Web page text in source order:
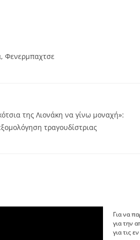
Για να
για την
για τις
, Φενερμπαχτσε
της Λιονάκη να γίνω μοναχή»:
τραγουδίστριας